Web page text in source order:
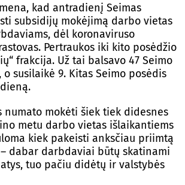
kad antradienį Seimas
subsidijų mokėjimą darbo vietas
dėl koronaviruso
Pertraukos iki kito posėdžio
frakcija. Už tai balsavo 47 Seimo
susilaikė 9. Kitas Seimo posėdis
numato mokėti šiek tiek didesnes
metu darbo vietas išlaikantiems
kiek pakeisti anksčiau priimtą
dabar darbdaviai būtų skatinami
tuo pačiu didėtų ir valstybės